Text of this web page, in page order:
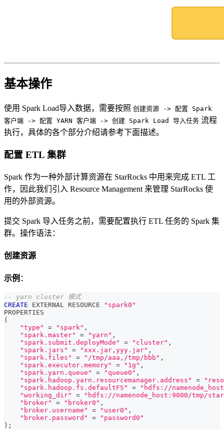
基本操作
使用 Spark Load导入数据，需要按照 创建资源 -> 配置 Spark
客户端 -> 配置 YARN 客户端 -> 创建 Spark Load 导入任务 流程
执行，具体的各个部分介绍请参考下面描述。
配置 ETL 集群
Spark 作为一种外部计算资源在 StarRocks 中用来完成 ETL 工
作，因此我们引入 Resource Management 来管理 StarRocks 使
用的外部资源。
提交 Spark 导入任务之前，需要配置执行 ETL 任务的 Spark 集
群。操作语法：
创建资源
示例 ：
-- yarn cluster 模式
CREATE EXTERNAL RESOURCE
"spark0"
PROPERTIES
(
"type"
= "spark" ,
"spark.master"
= "yarn" ,
"spark.submit.deployMode"
= "cluster" ,
"spark.jars"
= "xxx.jar,yyy.jar" ,
"spark.files"
= "/tmp/aaa,/tmp/bbb" ,
"spark.executor.memory"
= "1g" ,
"spark.yarn.queue"
= "queue0" ,
"spark.hadoop.yarn.resourcemanager.address"
=
"spark.hadoop.fs.defaultFS"
=
"hdfs://
"working_dir"
=
"hdfs://namenode_host:9000/tmp/
"broker"
= "broker0" ,
"broker.username"
= "user0" ,
"broker.password"
=
"password0"
) ;